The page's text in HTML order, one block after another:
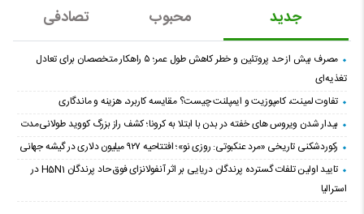
جدید محبوب تصادفی
مصرف بیش از حد پروتئین و خطر کاهش طول عمر؛ ۵ راهکار متخصصان برای تعادل
تغذیه‌ای
تفاوت لمینت، کامپوزیت و ایمپلنت چیست؟ مقایسه کاربرد، هزینه و ماندگاری
بیدار شدن ویروس‌ های خفته در بدن با ابتلا به کرونا؛ کشف راز بزرگ کووید طولانی‌مدت
رکوردشکنی تاریخی «مرد عنکبوتی: روزی نو»؛ افتتاحیه ۹۲۷ میلیون دلاری در گیشه جهانی
تایید اولین تلفات گسترده پرندگان دریایی بر اثر آنفولانزای فوق حاد پرندگان H5N1 در
استرالیا